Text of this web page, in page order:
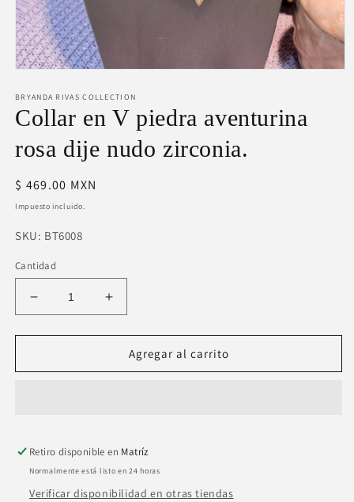
multimedia
1
en
ventana
modal
BRYANDA RIVAS COLLECTION
Collar en V piedra aventurina
rosa dije nudo zirconia.
Precio
habitual
$ 469.00 MXN
Impuesto incluido.
SKU:
SKU: BT6008
Cantidad
Reducir
cantidad
para
en
dije
nudo
zirconia.
Aumentar
cantidad
para
Collar
en
dije
nudo
zirconia.
Agregar al carrito
Retiro disponible en Matríz
Normalmente está listo en 24 horas
Verificar disponibilidad en otras tiendas